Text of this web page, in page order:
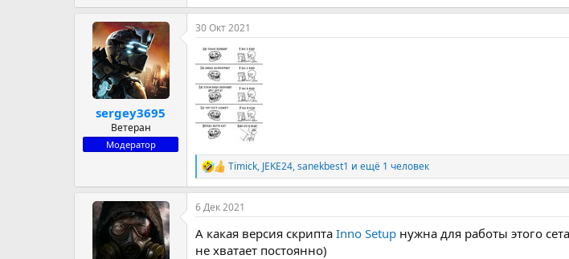
sergey3695
Ветеран
Модератор
30 Окт 2021
Р
е
а
к
и
и
Timick, JEKE24,sanekbest1 и ещё 1 человек
6 Дек 2021
А какая версия скрипта Inno Setup нужна для работы этого
не хватает постоянно)